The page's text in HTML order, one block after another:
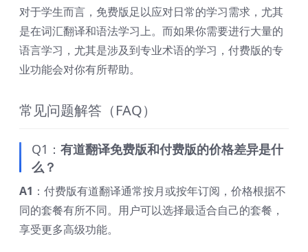
对于学生而言，免费版足以应对日常的学习需求，尤其
是在词汇翻译和语法学习上。而如果你需要进行大量的
语言学习，尤其是涉及到专业术语的学习，付费版的专
业功能会对你有所帮助。
常见问题解答（FAQ）
Q1： 有道翻译免费版和付费版的价格差异是什
么？
A1 ：付费版有道翻译通常按月或按年订阅，价格根据不
同的套餐有所不同。用户可以选择最适合自己的套餐，
享受更多高级功能。